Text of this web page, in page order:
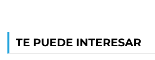
TE PUEDE INTERESAR